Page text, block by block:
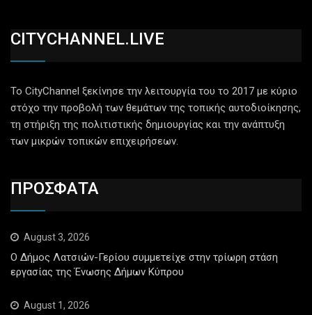
CITYCHANNEL.LIVE
Το CityChannel ξεκίνησε την λειτουργία του το 2017 με κύριο
στόχο την προβολή των θεμάτων της τοπικής αυτοδιοίκησης,
τη στήριξη της πολιτιστικής δημιουργίας και την ανάπτυξη
των μικρών τοπικών επιχειρήσεων.
ΠΡΟΣΦΑΤΑ
August 3, 2026
Ο Δήμος Λατσιών-Γερίου συμμετείχε στην τρίωρη στάση
εργασίας της Ένωσης Δήμων Κύπρου
August 1, 2026